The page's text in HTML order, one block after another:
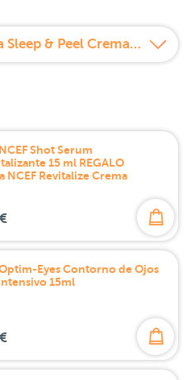
¿Cómo usar Filorga Sleep & Peel Crema micropeeling?
Shot Serum
15 ml REGALO
NCEF Revitalize Crema
Eyes Contorno de Ojos
15ml